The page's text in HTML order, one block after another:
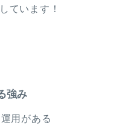
ています！
強み
用がある